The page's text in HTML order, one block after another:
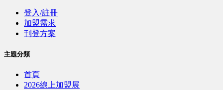
登入/註冊
加盟需求
刊登方案
主題分類
首頁
2026線上加盟展